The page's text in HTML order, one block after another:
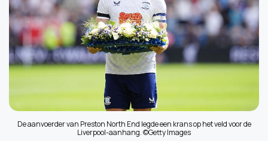
De aanvoerder van Preston North End legde een krans op het veld voor de
Liverpool-aanhang. ©Getty Images